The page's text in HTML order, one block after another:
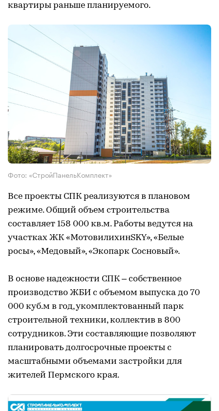
квартиры раньше планируемого.
Фото: «СтройПанельКомплект»
Все проекты СПК реализуются в плановом
режиме. Общий объем строительства
составляет 158 000 кв.м. Работы ведутся на
участках ЖК «МотовилихинSKY», «Белые
росы», «Медовый», «Экопарк Сосновый».
В основе надежности СПК – собственное
производство ЖБИ с объемом выпуска до 70
000 куб.м в год, укомплектованный парк
строительной техники, коллектив в 800
сотрудников. Эти составляющие позволяют
планировать долгосрочные проекты с
масштабными объемами застройки для
жителей Пермского края.